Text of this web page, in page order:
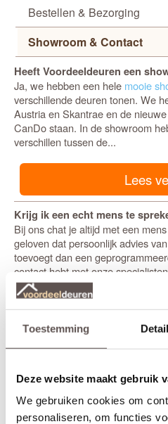
Toestemming
Deze website maakt gebruik
We gebruiken cookies om
personaliseren, om functies
Bestellen & Bezorging
Showroom & Contact
Heeft Voordeeldeuren een
Ja, we hebben een hele mooie
verschillende deuren tonen. We
Austria en Skantrae en de nieuwe
CanDo staan. In de showroom
verschillen tussen de...
Lees
Krijg ik een echt mens te
Bij ons chat je altijd met een
geloven dat persoonlijk advies
toevoegt dan een
contact hebt met onze
beter....
Lees
Je vindt reviews over onze
Voordeeldeuren, of door via
klantervaringen met
aan de sterrenscore, waarbij een